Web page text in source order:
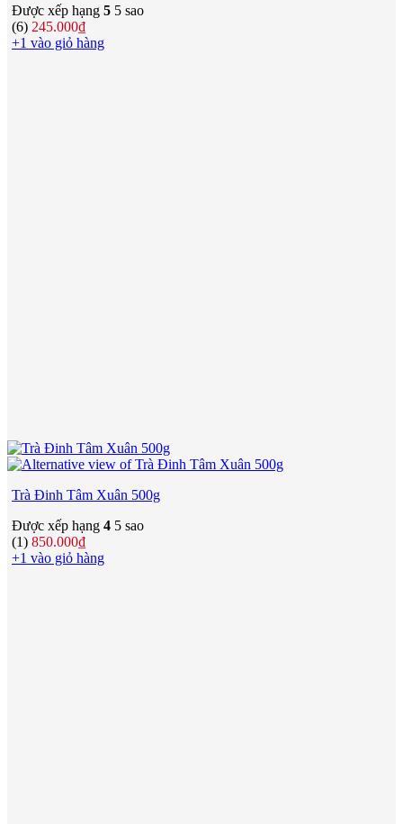
Được xếp hạng 5 5 sao
(6) 245.000₫
+1 vào giỏ hàng
Trà Đinh Tâm Xuân 500g
Được xếp hạng 4 5 sao
(1) 850.000₫
+1 vào giỏ hàng